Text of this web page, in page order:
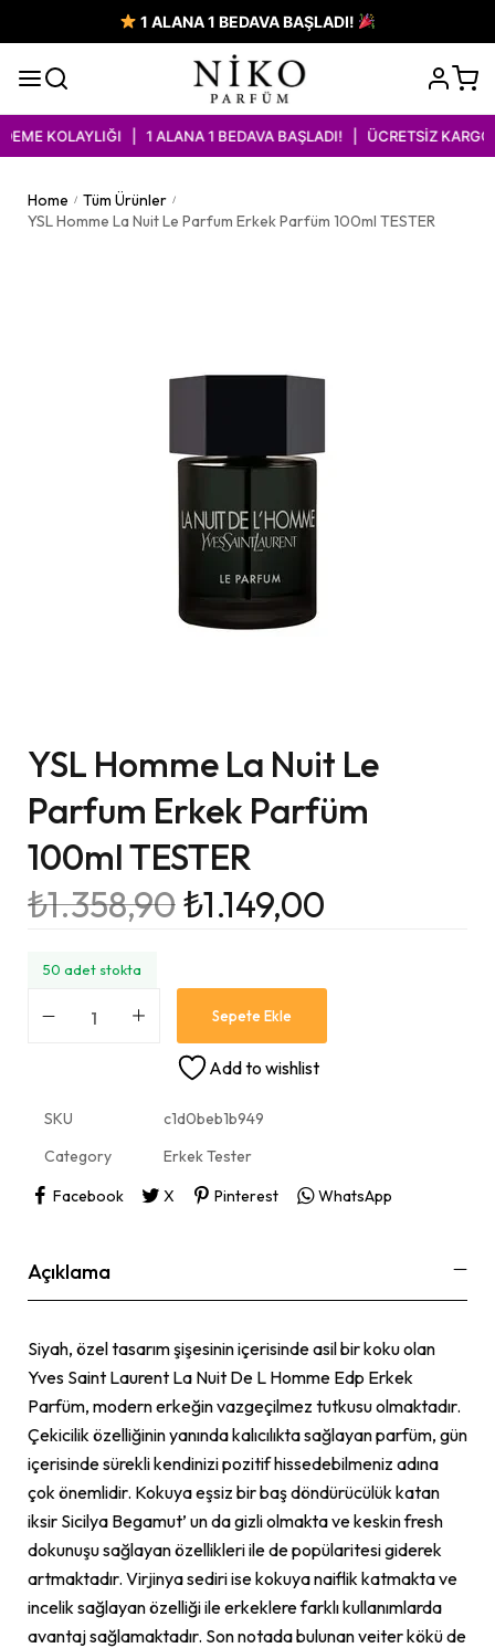
1 ALANA 1 BEDAVA BAŞLADI!
KOLAYLIĞI | 1 ALANA 1 BEDAVA BAŞLADI! | ÜCRETSİZ KARGO
Home / Tüm Ürünler /
YSL Homme La Nuit Le Parfum Erkek Parfüm 100ml TESTER
YSL Homme La Nuit Le
Parfum Erkek Parfüm
100ml TESTER
₺1.358,90₺1.149,00
50 adet stokta
Sepete Ekle
Add to wishlist
SKU
c1d0beb1b949
Category
Erkek Tester
Facebook
X Pinterest WhatsApp
Açıklama
Siyah, özel tasarım şişesinin içerisinde asil bir koku olan
Yves Saint Laurent La Nuit De L Homme Edp Erkek
Parfüm, modern erkeğin vazgeçilmez tutkusu olmaktadır.
Çekicilik özelliğinin yanında kalıcılıkta sağlayan parfüm, gün
içerisinde sürekli kendinizi pozitif hissedebilmeniz adına
çok önemlidir. Kokuya eşsiz bir baş döndürücülük katan
iksir Sicilya Begamut’ un da gizli olmakta ve keskin fresh
dokunuşu sağlayan özellikleri ile de popülaritesi giderek
artmaktadır. Virjinya sediri ise kokuya naiflik katmakta ve
incelik sağlayan özelliği ile erkeklere farklı kullanımlarda
avantaj sağlamaktadır. Son notada bulunan veiter kökü de